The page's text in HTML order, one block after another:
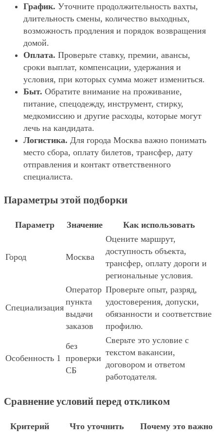
График. Уточните продолжительность вахты,
длительность смены, количество выходных,
возможность продления и порядок возвращения
домой.
Оплата. Проверьте ставку, премии, авансы,
сроки выплат, компенсации, удержания и
условия, при которых сумма может измениться.
Быт. Обратите внимание на проживание,
питание, спецодежду, инструмент, стирку,
медкомиссию и другие расходы, которые могут
лечь на кандидата.
Логистика. Для города Москва важно понимать
место сбора, оплату билетов, трансфер, дату
отправления и контакт ответственного
специалиста.
Параметры этой подборки
Параметр Значение Как использовать
Город Москва
Оцените маршрут,
доступность объекта,
трансфер, оплату дороги и
региональные условия.
Специализация
Оператор
пункта
выдачи
заказов
Проверьте опыт, разряд,
удостоверения, допуски,
обязанности и соответствие
профилю.
Особенность 1
без
проверки
СБ
Сверьте это условие с
текстом вакансии,
договором и ответом
работодателя.
Сравнение условий перед откликом
Критерий Что уточнить Почему это важно